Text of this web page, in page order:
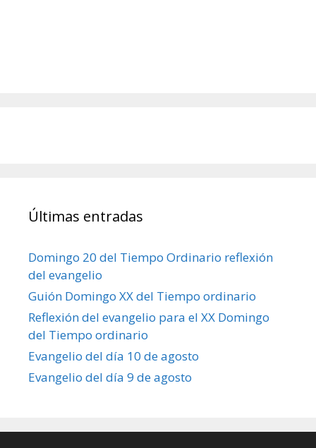
Últimas entradas
Domingo 20 del Tiempo Ordinario reflexión
del evangelio
Guión Domingo XX del Tiempo ordinario
Reflexión del evangelio para el XX Domingo
del Tiempo ordinario
Evangelio del día 10 de agosto
Evangelio del día 9 de agosto